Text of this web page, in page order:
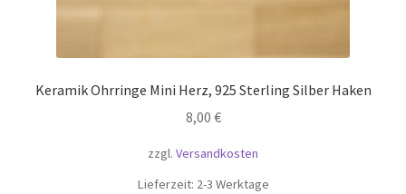
Keramik Ohrringe Mini Herz, 925 Sterling Silber Haken
8,00 €
zzgl. Versandkosten
Lieferzeit: 2-3 Werktage